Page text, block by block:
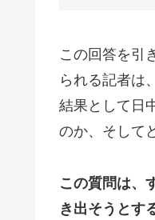
この回答を引
られる記者は
結果として日
のか、そして
この質問は、
き出そうとす